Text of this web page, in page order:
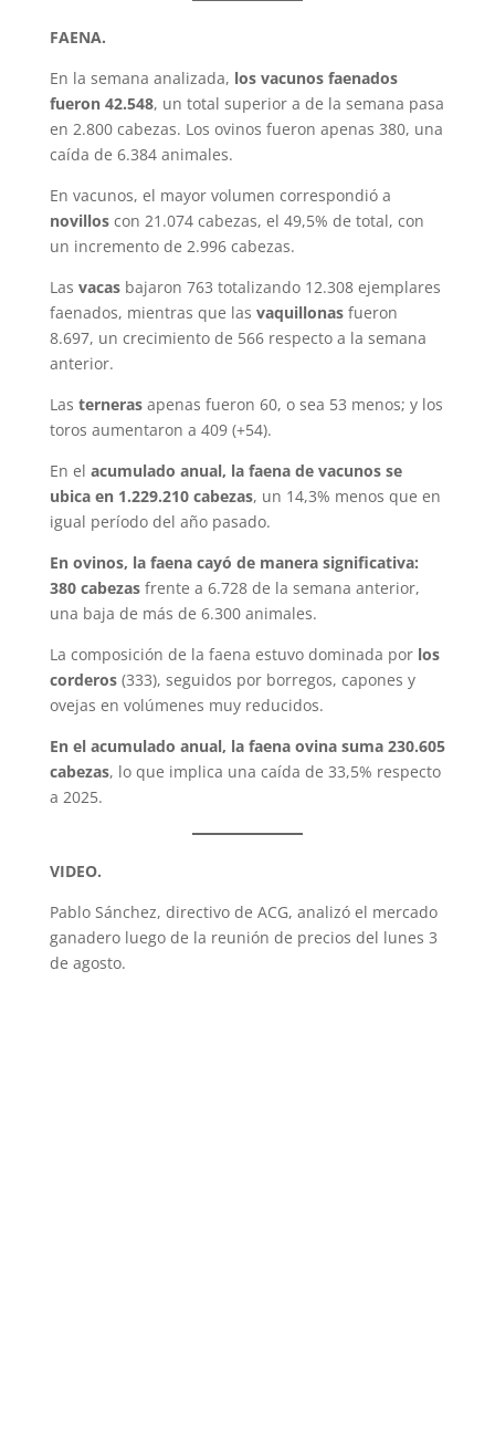
FAENA.
En la semana analizada, los vacunos faenados
fueron 42.548, un total superior a de la semana pasa
en 2.800 cabezas. Los ovinos fueron apenas 380, una
caída de 6.384 animales.
En vacunos, el mayor volumen correspondió a
novillos con 21.074 cabezas, el 49,5% de total, con
un incremento de 2.996 cabezas.
Las vacasbajaron 763 totalizando 12.308 ejemplares
faenados, mientras que las vaquillonasfueron
8.697, un crecimiento de 566 respecto a la semana
anterior.
Las ternerasapenas fueron 60, o sea 53 menos; y los
toros aumentaron a 409 (+54).
En el acumulado anual, la faena de vacunos se
ubica en 1.229.210 cabezas, un 14,3% menos que en
igual período del año pasado.
En ovinos, la faena cayó de manera significativa:
380 cabezasfrente a 6.728 de la semana anterior,
una baja de más de 6.300 animales.
La composición de la faena estuvo dominada por los
corderos(333), seguidos por borregos, capones y
ovejas en volúmenes muy reducidos.
En el acumulado anual, la faena ovina suma 230.605
cabezas, lo que implica una caída de 33,5% respecto
a 2025.
VIDEO.
Pablo Sánchez, directivo de ACG, analizó el mercado
ganadero luego de la reunión de precios del lunes 3
de agosto.